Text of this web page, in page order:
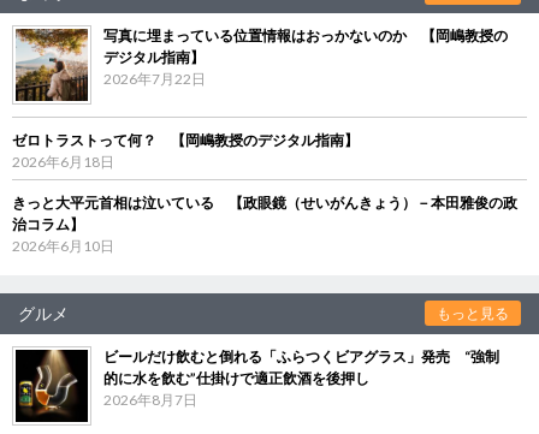
写真に埋まっている位置情報はおっかないのか 【岡嶋教授の
デジタル指南】
2026年7月22日
ゼロトラストって何？ 【岡嶋教授のデジタル指南】
2026年6月18日
きっと大平元首相は泣いている 【政眼鏡（せいがんきょう）－本田雅俊の政
治コラム】
2026年6月10日
グルメ もっと見る
ビールだけ飲むと倒れる「ふらつくビアグラス」発売 “強制
的に水を飲む”仕掛けで適正飲酒を後押し
2026年8月7日